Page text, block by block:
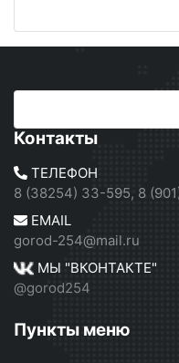
Контакты
ТЕЛЕФОН
8 (38254) 33-595, 8
EMAIL
gorod-254@mail.ru
МЫ "ВКОНТАКТЕ"
@gorod254
Пункты меню